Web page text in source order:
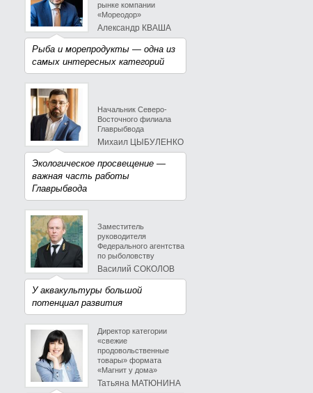
рынке компании
«Мореодор»
Александр КВАША
Рыба и морепродукты — одна из
самых интересных категорий
Начальник Северо-
Восточного филиала
Главрыбвода
Михаил ЦЫБУЛЕНКО
Экологическое просвещение —
важная часть работы
Главрыбвода
Заместитель
руководителя
Федерального агентства
по рыболовству
Василий СОКОЛОВ
У аквакультуры большой
потенциал развития
Директор категории
«свежие
продовольственные
товары» формата
«Магнит у дома»
Татьяна МАТЮНИНА